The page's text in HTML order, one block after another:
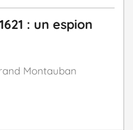
: un espion
Montauban